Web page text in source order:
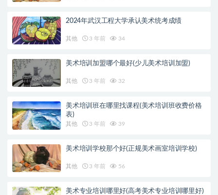
2024年武汉工程大学承认美术统考成绩
其他 3 年前 34
美术培训加盟哪个最好(少儿美术培训加盟)
其他 3 年前 32
美术培训班在哪里找课程(美术培训班收费价格
表)
其他 3 年前 39
美术培训学校那个好(正规美术画室培训学校)
其他 3 年前 56
美术专业培训哪里好(高考美术专业培训哪里好)